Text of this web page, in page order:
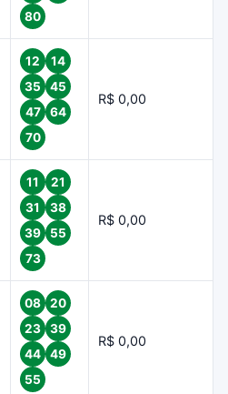
80
12
14
35
45
47
64
70
R$ 0,00
11
21
31
38
39
55
73
R$ 0,00
08
20
23
39
44
49
55
R$ 0,00